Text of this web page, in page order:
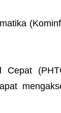
Cepat